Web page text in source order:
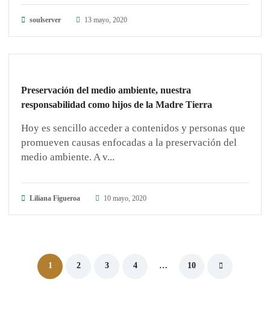
soulserver 13 mayo, 2020
Preservación del medio ambiente, nuestra
responsabilidad como hijos de la Madre Tierra
Hoy es sencillo acceder a contenidos y personas que
promueven causas enfocadas a la preservación del
medio ambiente. A v...
Liliana Figueroa 10 mayo, 2020
1 2 3 4 … 10